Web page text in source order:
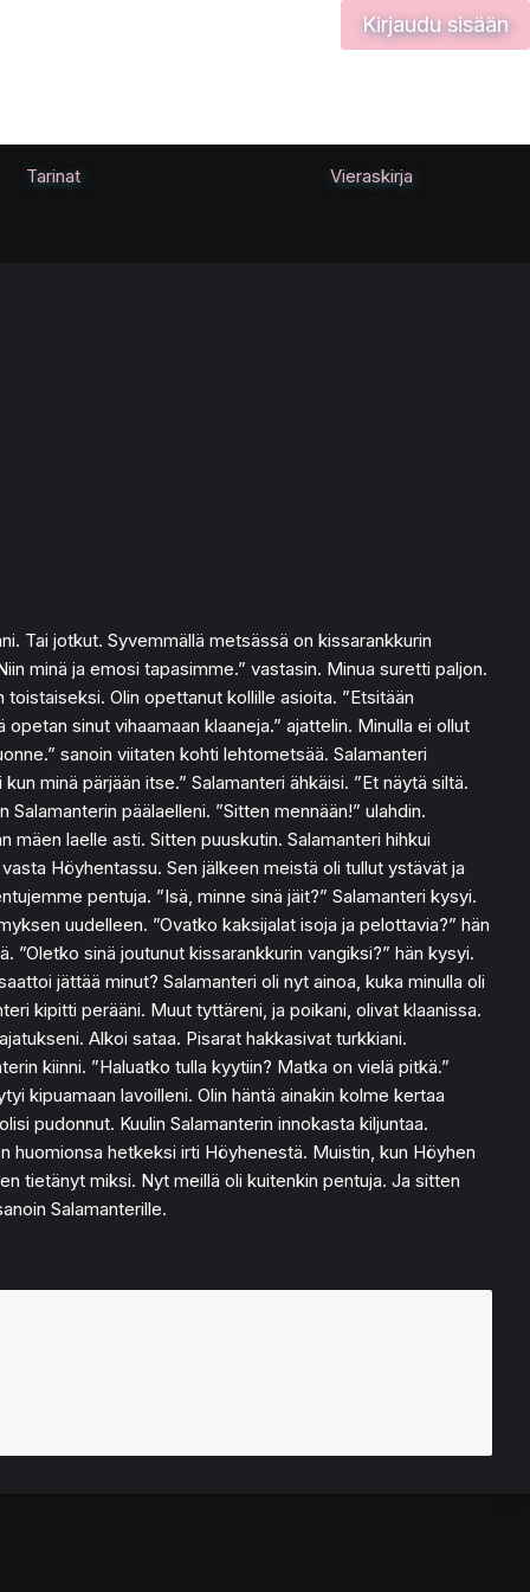
Kirjaudu sisään
Tarinat Vieraskirja
Tai jotkut. Syvemmällä metsässä on kissarankkurin
minä ja emosi tapasimme.” vastasin. Minua suretti paljon.
Olin opettanut kollille asioita. ”Etsitään
sinut vihaamaan klaaneja.” ajattelin. Minulla ei ollut
sanoin viitaten kohti lehtometsää. Salamanteri
minä pärjään itse.” Salamanteri ähkäisi. ”Et näytä siltä.
päälaelleni. ”Sitten mennään!” ulahdin.
mäen laelle asti. Sitten puuskutin. Salamanteri hihkui
Höyhentassu. Sen jälkeen meistä oli tullut ystävät ja
pentuja. ”Isä, minne sinä jäit?” Salamanteri kysyi.
uudelleen. ”Ovatko kaksijalat isoja ja pelottavia?” hän
”Oletko sinä joutunut kissarankkurin vangiksi?” hän kysyi.
jättää minut? Salamanteri oli nyt ainoa, kuka minulla oli
kipitti perääni. Muut tyttäreni, ja poikani, olivat klaanissa.
Alkoi sataa. Pisarat hakkasivat turkkiani.
kiinni. ”Haluatko tulla kyytiin? Matka on vielä pitkä.”
kipuamaan lavoilleni. Olin häntä ainakin kolme kertaa
pudonnut. Kuulin Salamanterin innokasta kiljuntaa.
huomionsa hetkeksi irti Höyhenestä. Muistin, kun Höyhen
tietänyt miksi. Nyt meillä oli kuitenkin pentuja. Ja sitten
Salamanterille.